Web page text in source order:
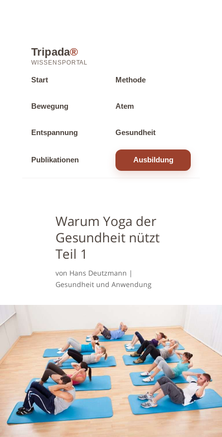
Tripada®
WISSENSPORTAL
Start Methode
Bewegung Atem
Entspannung Gesundheit
Publikationen Ausbildung
Warum Yoga der
Gesundheit nützt
Teil 1
von Hans Deutzmann |
Gesundheit und Anwendung